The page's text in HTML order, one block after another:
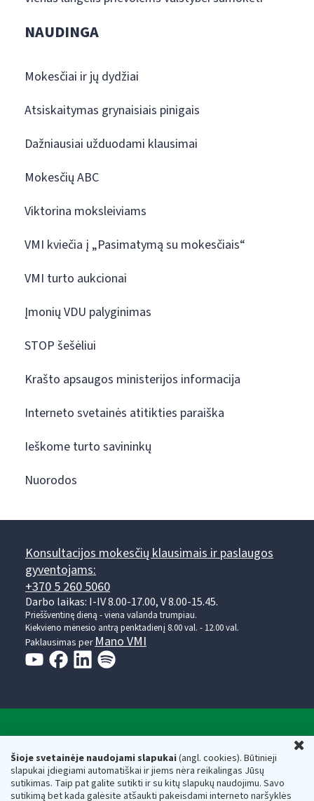
Šioje svetainėje naudojami slapukai(angl. cookies). Būtinieji
slapukai įdiegiami automatiškai ir jiems nėra reikalingas Jūsų
sutikimas. Taip pat galite sutikti ir su kitų slapukų naudojimu. Savo
sutikimą bet kada galėsite atšaukti pakeisdami interneto naršyklės
NAUDINGA
Mokesčiai ir jų dydžiai
Atsiskaitymas grynaisiais pinigais
Dažniausiai užduodami klausimai
Mokesčių ABC
Viktorina moksleiviams
VMI kviečia į „Pasimatymą su mokesčiais“
VMI turto aukcionai
Įmonių VDU palyginimas
STOP šešėliui
Krašto apsaugos ministerijos informacija
Interneto svetainės atitikties paraiška
Ieškome turto savininkų
Nuorodos
Konsultacijos mokesčių klausimais ir paslaugos
gyventojams:
+370 5 260 5060
Darbo laikas: I-IV 8.00-17.00, V 8.00-15.45.
Prieššventinę dieną - viena valanda trumpiau.
Kiekvieno mėnesio antrą penktadienį 8.00 val. - 12.00 val.
Paklausimas per Mano VMI
Respublikos finansų ministerijos
Biudžetinė įstaiga. Juridinio asmens kodas — 188659752,
adresas: Vasario 16-osios g. 14, 01107 Vilnius, Lietuva, el.paštas: